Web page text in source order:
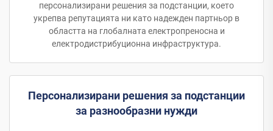
персонализирани решения за подстанции, което
укрепва репутацията ни като надежден партньор в
областта на глобалната електропреносна и
електродистрибуционна инфраструктура.
Персонализирани решения за подстанции
за разнообразни нужди